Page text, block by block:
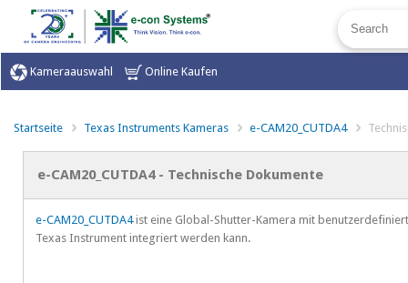
Kameraauswahl Online Kaufen
Startseite Texas Instruments Kameras e-CAM20_CUTDA4
e-CAM20_CUTDA4 - Technische Dokumente
e-CAM20_CUTDA4ist eine Global-Shutter-Kamera mit
Texas Instrument integriert werden kann.